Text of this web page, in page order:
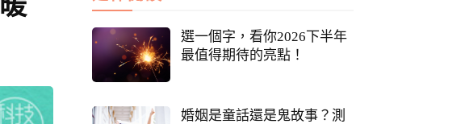
選一個字，看你2026下半年
最值得期待的亮點！
婚姻是童話還是鬼故事？測